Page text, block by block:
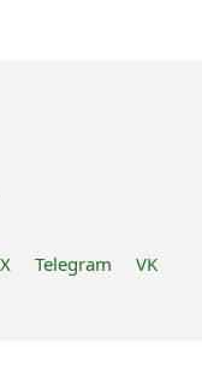
Telegram VK